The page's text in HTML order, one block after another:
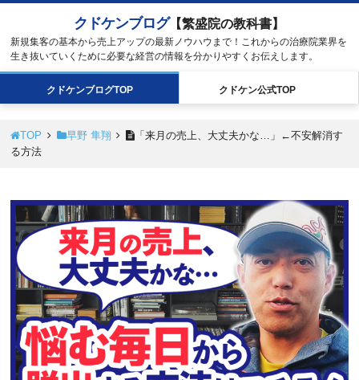
クドケンブログ【繁盛院の教科書】
新規集客の基本から売上アップの最新ノウハウまで！これからの治療院業界を
生き抜いていくために必要な経営の情報を分かりやすくお伝えします。
クドケンブログTOP クドケン公式TOP
TOP 早野 隼翔
「来月の売上、大丈夫かな…」←不安解消す
る方法